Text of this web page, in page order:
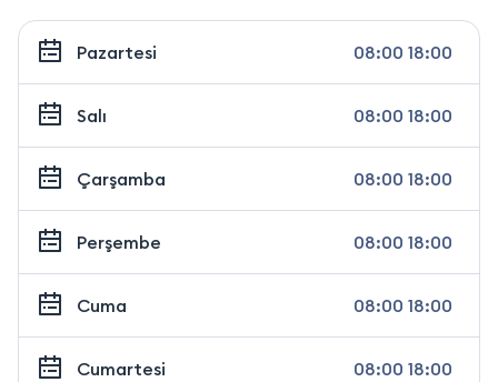
Pazartesi 08:00 18:00
Salı 08:00 18:00
Çarşamba 08:00 18:00
Perşembe 08:00 18:00
Cuma 08:00 18:00
Cumartesi 08:00 18:00